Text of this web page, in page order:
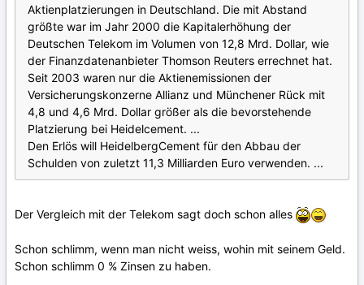
Aktienplatzierungen in Deutschland. Die mit Abstand
größte war im Jahr 2000 die Kapitalerhöhung der
Deutschen Telekom im Volumen von 12,8 Mrd. Dollar, wie
der Finanzdatenanbieter Thomson Reuters errechnet hat.
Seit 2003 waren nur die Aktienemissionen der
Versicherungskonzerne Allianz und Münchener Rück mit
4,8 und 4,6 Mrd. Dollar größer als die bevorstehende
Platzierung bei Heidelcement. ...
Den Erlös will HeidelbergCement für den Abbau der
Schulden von zuletzt 11,3 Milliarden Euro verwenden. ...
Der Vergleich mit der Telekom sagt doch schon alles
Schon schlimm, wenn man nicht weiss, wohin mit seinem Geld.
Schon schlimm 0 % Zinsen zu haben.